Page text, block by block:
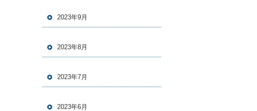
2023年9月
2023年8月
2023年7月
2023年6月